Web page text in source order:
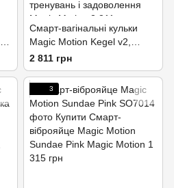
Смарт-вагінальні кульки
Magic Motion Kegel v2,
класична форма, для
тренувань і задоволення
2 811 грн
3